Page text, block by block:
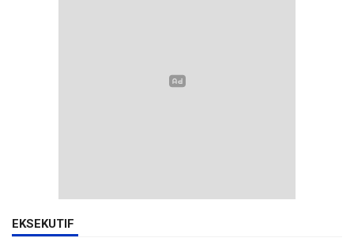
EKSEKUTIF